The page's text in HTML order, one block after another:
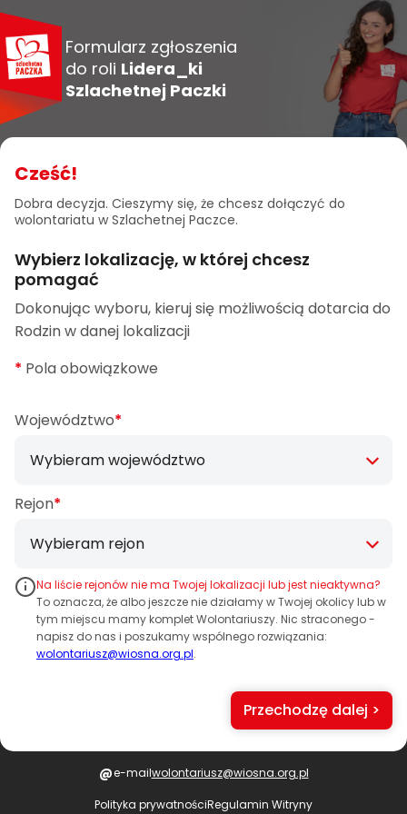
Formularz zgłoszenia
do roli Lidera_ki
Szlachetnej Paczki
Cześć!
Dobra decyzja. Cieszymy się, że chcesz dołączyć do
wolontariatu w Szlachetnej Paczce.
Wybierz lokalizację, w której chcesz
pomagać
Dokonując wyboru, kieruj się możliwością dotarcia do
Rodzin w danej lokalizacji
* Pola obowiązkowe
Województwo*
Rejon*
Na liście rejonów nie ma Twojej lokalizacji lub jest nieaktywna?
To oznacza, że albo jeszcze nie działamy w Twojej okolicy lub w
tym miejscu mamy komplet Wolontariuszy. Nic straconego -
napisz do nas i poszukamy wspólnego rozwiązania:
wolontariusz@wiosna.org.pl.
Przechodzę dalej >
@e-mailwolontariusz@wiosna.org.pl
Polityka prywatnościRegulamin Witryny